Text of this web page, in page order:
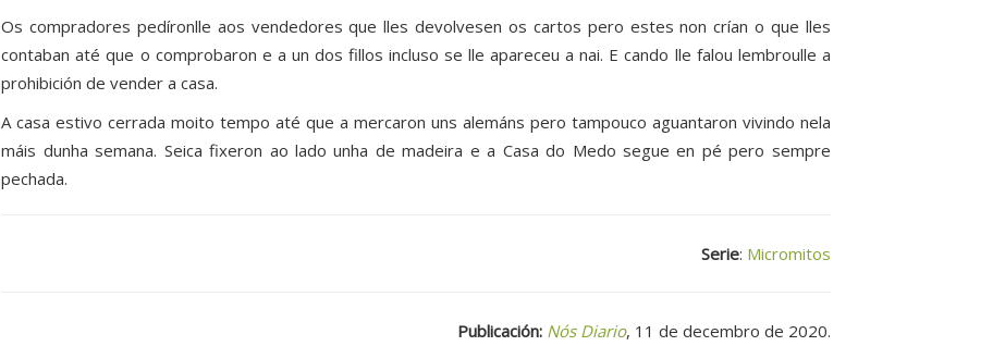
Os compradores pedíronlle aos vendedores que lles devolvesen os cartos pero estes non crían o que lles
contaban até que o comprobaron e a un dos fillos incluso se lle apareceu a nai. E cando lle falou lembroulle a
prohibición de vender a casa.
A casa estivo cerrada moito tempo até que a mercaron uns alemáns pero tampouco aguantaron vivindo nela
máis dunha semana. Seica fixeron ao lado unha de madeira e a Casa do Medo segue en pé pero sempre
pechada.
Serie: Micromitos
Publicación: Nós Diario, 11 de decembro de 2020.